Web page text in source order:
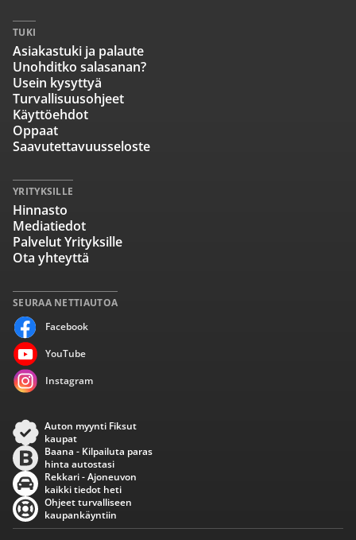
SEURAA NETTIAUTOA
Facebook
YouTube
Instagram
TUKI
Asiakastuki ja palaute
Unohditko salasanan?
Usein kysyttyä
Turvallisuusohjeet
Käyttöehdot
Oppaat
Saavutettavuusseloste
YRITYKSILLE
Hinnasto
Mediatiedot
Palvelut Yrityksille
Ota yhteyttä
Auton myynti Fiksut
kaupat
Baana - Kilpailuta paras
hinta autostasi
Rekkari - Ajoneuvon
kaikki tiedot heti
Ohjeet turvalliseen
kaupankäyntiin